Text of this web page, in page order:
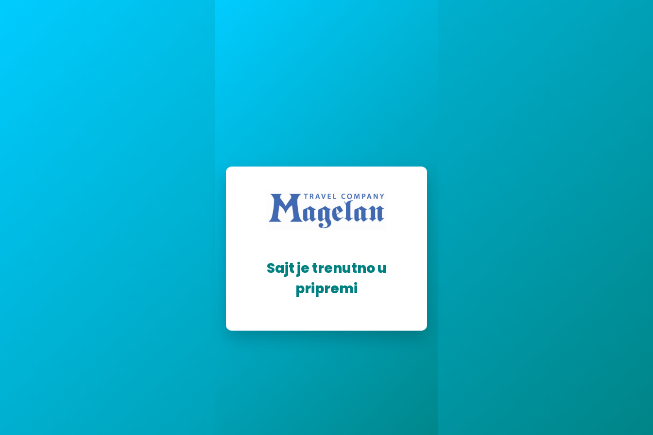
Sajt je trenutno u
pripremi